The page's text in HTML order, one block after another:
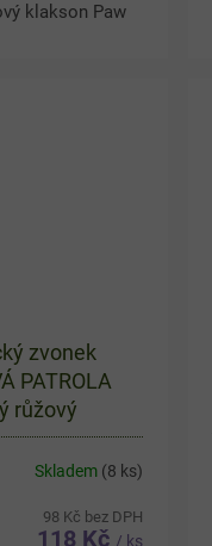
klakson Paw
zvonek
PATROLA
růžový
Skladem (8 ks)
98 Kč bez DPH
118 Kč / ks